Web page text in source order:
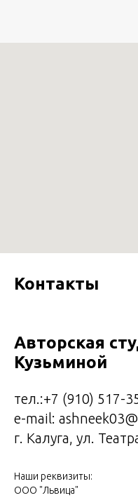
Контакты
Авторская
Кузьминой
тел.:+7 (910) 517-
e-mail:
г. Калуга, ул.
Наши реквизиты:
ООО "Львица"